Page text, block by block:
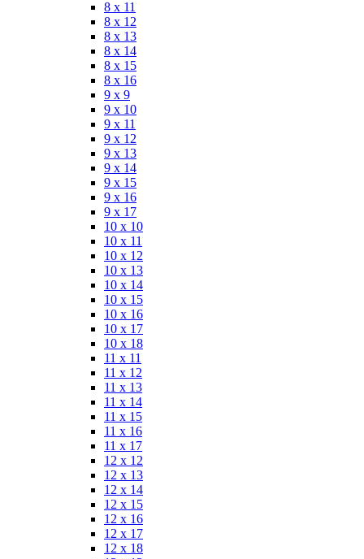
8 x 11
8 x 12
8 x 13
8 x 14
8 x 15
8 x 16
9 x 9
9 x 10
9 x 11
9 x 12
9 x 13
9 x 14
9 x 15
9 x 16
9 x 17
10 x 10
10 x 11
10 x 12
10 x 13
10 x 14
10 x 15
10 x 16
10 x 17
10 x 18
11 x 11
11 x 12
11 x 13
11 x 14
11 x 15
11 x 16
11 x 17
12 x 12
12 x 13
12 x 14
12 x 15
12 x 16
12 x 17
12 x 18